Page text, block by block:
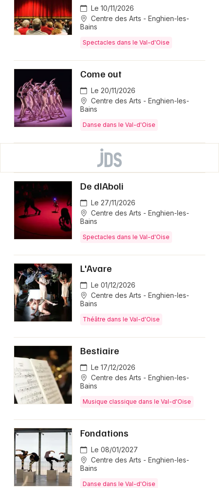
Le 10/11/2026
Centre des Arts - Enghien-les-
Bains
Spectacles dans le Val-d'Oise
Come out
Le 20/11/2026
Centre des Arts - Enghien-les-
Bains
Danse dans le Val-d'Oise
De dIAboli
Le 27/11/2026
Centre des Arts - Enghien-les-
Bains
Spectacles dans le Val-d'Oise
L'Avare
Le 01/12/2026
Centre des Arts - Enghien-les-
Bains
Théâtre dans le Val-d'Oise
Bestiaire
Le 17/12/2026
Centre des Arts - Enghien-les-
Bains
Musique classique dans le Val-d'Oise
Fondations
Le 08/01/2027
Centre des Arts - Enghien-les-
Bains
Danse dans le Val-d'Oise